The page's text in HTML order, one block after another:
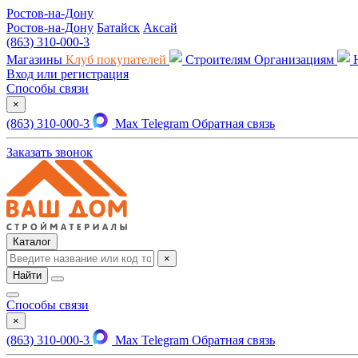
Ростов-на-Дону
Ростов-на-Дону Батайск Аксай
(863) 310-000-3
Магазины Клуб покупателей Строителям Организациям
Вход или регистрация
Способы связи
×
(863) 310-000-3 Max Telegram Обратная связь
Заказать звонок
Каталог
×
Найти
Способы связи
×
(863) 310-000-3 Max Telegram Обратная связь